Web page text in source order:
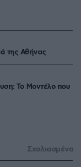
της Αθήνας
Το Mοντέλο που
Σχολιασμένα